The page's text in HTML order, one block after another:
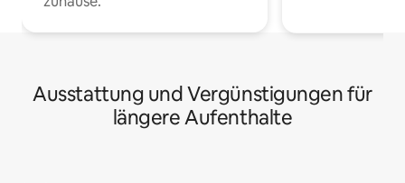
Ausstattung und Vergünstigungen für
längere Aufenthalte